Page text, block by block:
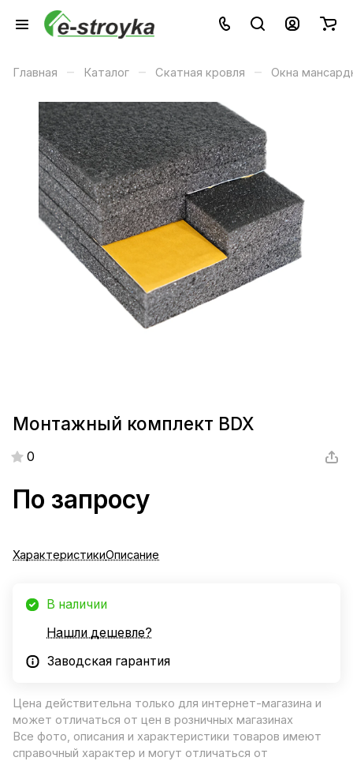
Главная – Каталог – Скатная кровля – Окна
Монтажный комплект BDX
0
По запросу
ХарактеристикиОписание
В наличии
Нашли дешевле?
Заводская гарантия
Цена действительна только для интернет-магазина и
может отличаться от цен в розничных магазинах
Все фото, описания и характеристики товаров имеют
справочный характер и могут отличаться от